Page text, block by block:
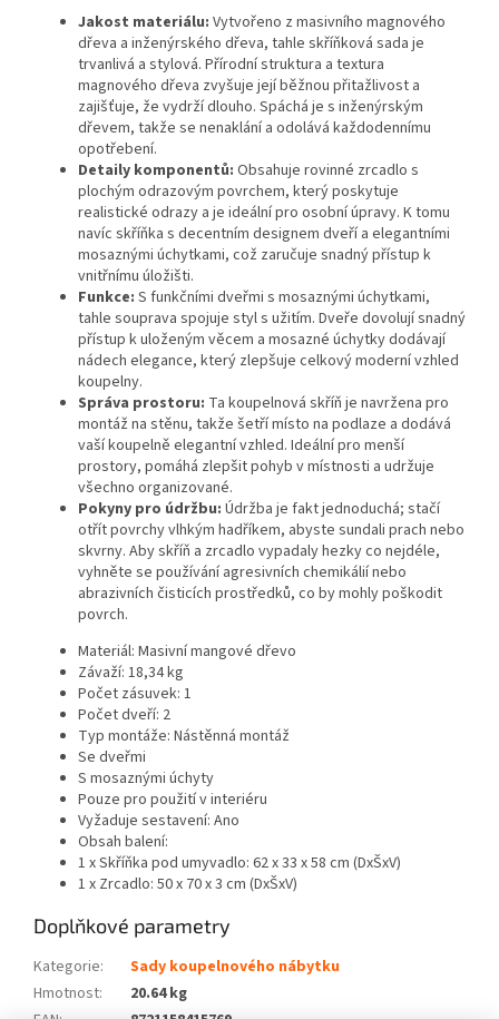
Jakost materiálu: Vytvořeno z masivního magnového
dřeva a inženýrského dřeva, tahle skříňková sada je
trvanlivá a stylová. Přírodní struktura a textura
magnového dřeva zvyšuje její běžnou přitažlivost a
zajišťuje, že vydrží dlouho. Spáchá je s inženýrským
dřevem, takže se nenaklání a odolává každodennímu
opotřebení.
Detaily komponentů: Obsahuje rovinné zrcadlo s
plochým odrazovým povrchem, který poskytuje
realistické odrazy a je ideální pro osobní úpravy. K tomu
navíc skříňka s decentním designem dveří a elegantními
mosaznými úchytkami, což zaručuje snadný přístup k
vnitřnímu úložišti.
Funkce: S funkčními dveřmi s mosaznými úchytkami,
tahle souprava spojuje styl s užitím. Dveře dovolují snadný
přístup k uloženým věcem a mosazné úchytky dodávají
nádech elegance, který zlepšuje celkový moderní vzhled
koupelny.
Správa prostoru: Ta koupelnová skříň je navržena pro
montáž na stěnu, takže šetří místo na podlaze a dodává
vaší koupelně elegantní vzhled. Ideální pro menší
prostory, pomáhá zlepšit pohyb v místnosti a udržuje
všechno organizované.
Pokyny pro údržbu: Údržba je fakt jednoduchá; stačí
otřít povrchy vlhkým hadříkem, abyste sundali prach nebo
skvrny. Aby skříň a zrcadlo vypadaly hezky co nejdéle,
vyhněte se používání agresivních chemikálií nebo
abrazivních čisticích prostředků, co by mohly poškodit
povrch.
Materiál: Masivní mangové dřevo
Závaží: 18,34 kg
Počet zásuvek: 1
Počet dveří: 2
Typ montáže: Nástěnná montáž
Se dveřmi
S mosaznými úchyty
Pouze pro použití v interiéru
Vyžaduje sestavení: Ano
Obsah balení:
1 x Skříňka pod umyvadlo: 62 x 33 x 58 cm (DxŠxV)
1 x Zrcadlo: 50 x 70 x 3 cm (DxŠxV)
Doplňkové parametry
Kategorie:
Sady koupelnového nábytku
Hmotnost:
20.64 kg